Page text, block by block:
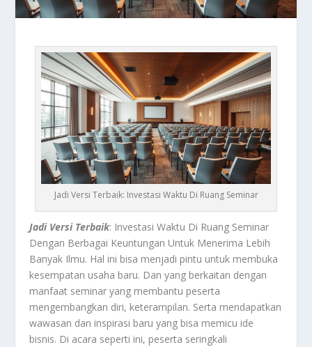
Jadi Versi Terbaik: Investasi Waktu Di Ruang Seminar
Jadi Versi Terbaik: Investasi Waktu Di Ruang Seminar
Dengan Berbagai Keuntungan Untuk Menerima Lebih
Banyak Ilmu. Hal ini bisa menjadi pintu untuk membuka
kesempatan usaha baru. Dan yang berkaitan dengan
manfaat seminar yang membantu peserta
mengembangkan diri, keterampilan. Serta mendapatkan
wawasan dan inspirasi baru yang bisa memicu ide
bisnis. Di acara seperti ini, peserta seringkali